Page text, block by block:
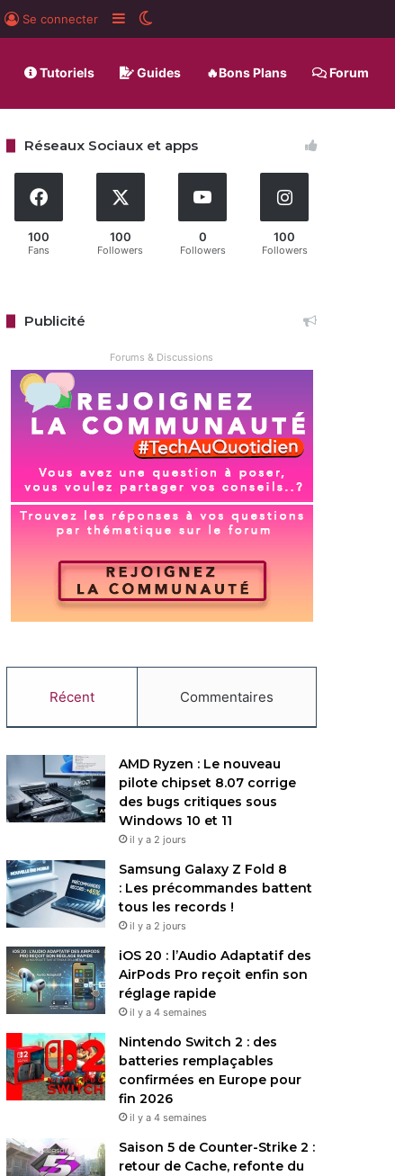
BlueSky
Se connecter Sidebar (barre latérale)
Tutoriels Guides 🔥Bons Plans Forum
Réseaux Sociaux et apps
100
Fans
100
Followers
0
Followers
100
Followers
Publicité
Forums & Discussions
Récent Commentaires
AMD Ryzen : Le nouveau
pilote chipset 8.07 corrige
des bugs critiques sous
Windows 10 et 11
il y a 2 jours
Samsung Galaxy Z Fold 8
: Les précommandes battent
tous les records !
il y a 2 jours
iOS 20 : l’Audio Adaptatif des
AirPods Pro reçoit enfin son
réglage rapide
il y a 4 semaines
Nintendo Switch 2 : des
batteries remplaçables
confirmées en Europe pour
fin 2026
il y a 4 semaines
Saison 5 de Counter-Strike 2 :
retour de Cache, refonte du